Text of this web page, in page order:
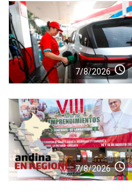
7/8/2026 access_time
7/8/2026 access_time